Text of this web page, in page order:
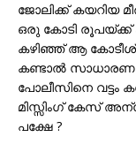
ജോലിക്ക് കയറിയ
ഒരു കോടി രൂപയ്ക്ക്
കഴിഞ്ഞ് ആ
കണ്ടാൽ സാധാരണ
പോലീസിനെ
മിസ്സിംഗ് കേസ്
പക്ഷേ ?